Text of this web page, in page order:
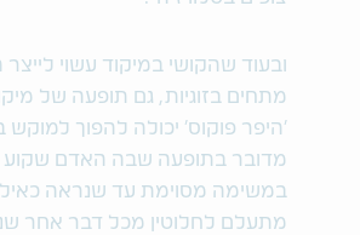
ובעוד שהקושי במיקוד עשוי
מתחים בזוגיות, גם תופעה של
'היפר פוקוס' יכולה להפוך למוקש
מדובר בתופעה שבה האדם שקוע
במשימה מסוימת עד שנראה
מתעלם לחלוטין מכל דבר אחר